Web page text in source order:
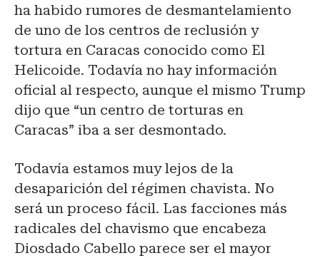
ha habido rumores de desmantelamiento
de uno de los centros de reclusión y
tortura en Caracas conocido como El
Helicoide. Todavía no hay información
oficial al respecto, aunque el mismo Trump
dijo que “un centro de torturas en
Caracas” iba a ser desmontado.
Todavía estamos muy lejos de la
desaparición del régimen chavista. No
será un proceso fácil. Las facciones más
radicales del chavismo que encabeza
Diosdado Cabello parece ser el mayor